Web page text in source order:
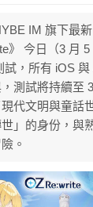
IM 旗下最
》 今日（3 月
試，所有 iOS
測試將持續至
代文明與童話
」的身份，與
。